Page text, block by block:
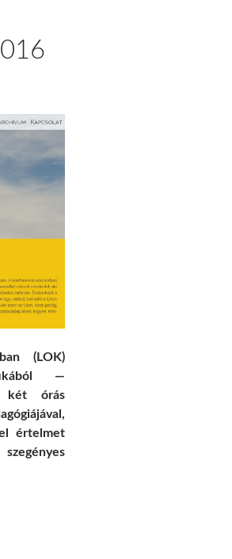
(LOK)
—
két órás
értelmet